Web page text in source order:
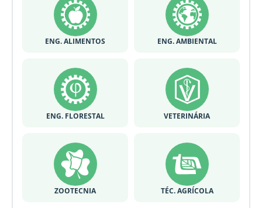
ENG. ALIMENTOS ENG. AMBIENTAL
ENG. FLORESTAL VETERINÁRIA
ZOOTECNIA TÉC. AGRÍCOLA